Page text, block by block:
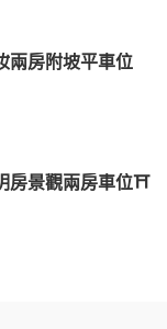
兩房附坡平車位
房景觀兩房車位⛩️